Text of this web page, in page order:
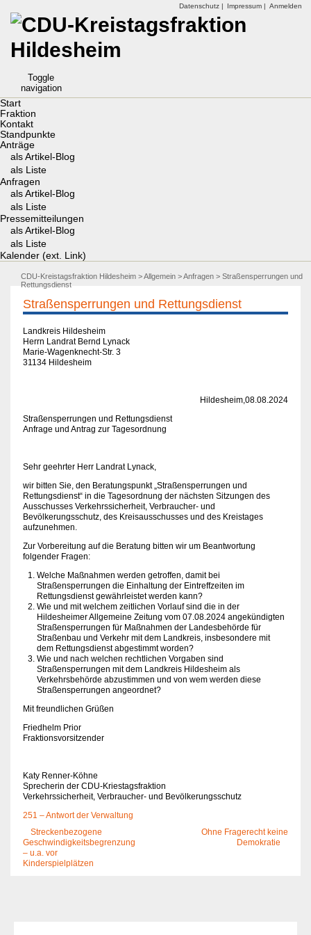
Datenschutz | Impressum | Anmelden
Toggle
navigation
Start
Fraktion
Kontakt
Standpunkte
Anträge
als Artikel-Blog
als Liste
Anfragen
als Artikel-Blog
als Liste
Pressemitteilungen
als Artikel-Blog
als Liste
Kalender (ext. Link)
CDU-Kreistagsfraktion Hildesheim >Allgemein >Anfragen > Straßensperrungen und
Rettungsdienst
Straßensperrungen und Rettungsdienst
Landkreis Hildesheim
Herrn Landrat Bernd Lynack
Marie-Wagenknecht-Str. 3
31134 Hildesheim
Hildesheim,08.08.2024
Straßensperrungen und Rettungsdienst
Anfrage und Antrag zur Tagesordnung
Sehr geehrter Herr Landrat Lynack,
wir bitten Sie, den Beratungspunkt „Straßensperrungen und
Rettungsdienst“ in die Tagesordnung der nächsten Sitzungen des
Ausschusses Verkehrssicherheit, Verbraucher- und
Bevölkerungsschutz, des Kreisausschusses und des Kreistages
aufzunehmen.
Zur Vorbereitung auf die Beratung bitten wir um Beantwortung
folgender Fragen:
Welche Maßnahmen werden getroffen, damit bei
Straßensperrungen die Einhaltung der Eintreffzeiten im
Rettungsdienst gewährleistet werden kann?
Wie und mit welchem zeitlichen Vorlauf sind die in der
Hildesheimer Allgemeine Zeitung vom 07.08.2024 angekündigten
Straßensperrungen für Maßnahmen der Landesbehörde für
Straßenbau und Verkehr mit dem Landkreis, insbesondere mit
dem Rettungsdienst abgestimmt worden?
Wie und nach welchen rechtlichen Vorgaben sind
Straßensperrungen mit dem Landkreis Hildesheim als
Verkehrsbehörde abzustimmen und von wem werden diese
Straßensperrungen angeordnet?
Mit freundlichen Grüßen
Friedhelm Prior
Fraktionsvorsitzender
Katy Renner-Köhne
Sprecherin der CDU-Kriestagsfraktion
Verkehrssicherheit, Verbraucher- und Bevölkerungsschutz
251 – Antwort der Verwaltung
Streckenbezogene
Geschwindigkeitsbegrenzung
– u.a. vor
Kinderspielplätzen
Ohne Fragerecht keine
Demokratie